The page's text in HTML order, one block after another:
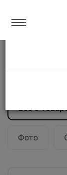
Кухонная
Все о
Фото
Язык